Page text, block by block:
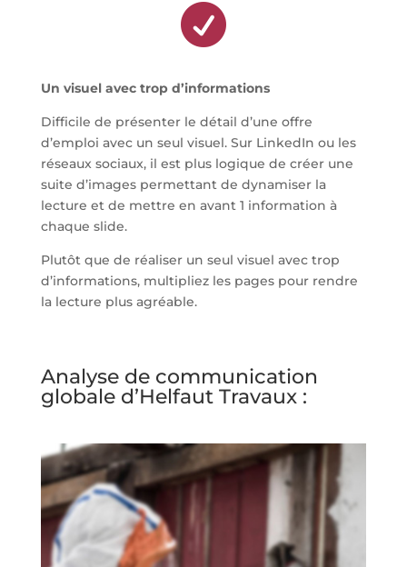

Un visuel avec trop d’informations
Difficile de présenter le détail d’une offre
d’emploi avec un seul visuel. Sur LinkedIn ou les
réseaux sociaux, il est plus logique de créer une
suite d’images permettant de dynamiser la
lecture et de mettre en avant 1 information à
chaque slide.
Plutôt que de réaliser un seul visuel avec trop
d’informations, multipliez les pages pour rendre
la lecture plus agréable.
Analyse de communication
globale d’Helfaut Travaux :